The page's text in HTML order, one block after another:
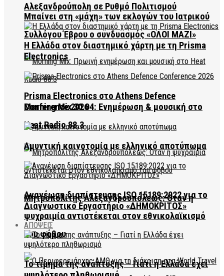
Μπαίνει στη «μάχη» των εκλογών του Ιατρικού
Συλλόγου Έβρου ο συνδυασμός «ΟΛΟΙ ΜΑΖΙ»
Morning Mix 30.04: Ενημέρωση & μουσική στο
Heat Radio 88.3
Μητροπολίτης Αλεξανδρουπόλεως: Όταν η
ψυχραιμία αντιστέκεται στον εθνικολαϊκισμό
του φόβου
Αλεξανδρούπολη σε Ρυθμό Πολιτισμού
Η Ελλάδα στον διαστημικό χάρτη με τη Prisma
Electronics
Prisma Electronics στο Athens Defence
Conference 2026
Αμυντική καινοτομία με ελληνικό αποτύπωμα
Ανανέωση διαπίστευσης ISO 15189:2022 για το
Διαγνωστικό Εργαστήριο «ΔΗΜΟΚΡΙΤΟΣ»
ΑΠΟΨΕΙΣ
Το τίμημα της ανάπτυξης – Γιατί η Ελλάδα έχει